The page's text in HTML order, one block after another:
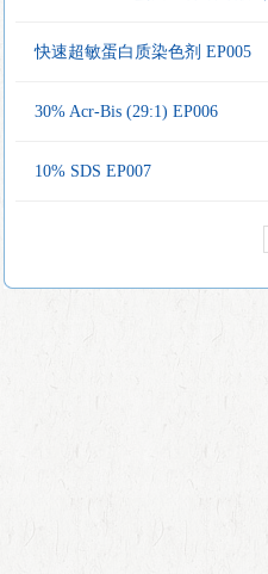
快速超敏蛋白质染色剂 EP005
30% Acr-Bis (29:1) EP006
10% SDS EP007